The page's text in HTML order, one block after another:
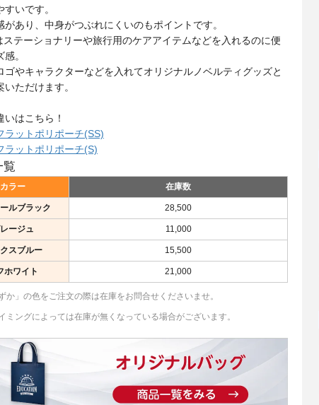
すいです。
があり、中身がつぶれにくいのもポイントです。
ステーショナリーや旅行用のケアアイテムなどを入れるのに便
。
ゴやキャラクターなどを入れてオリジナルノベルティグッズと
いただけます。
はこちら！
ラットポリポーチ(SS)
ラットポリポーチ(S)
カラー 在庫数
ルブラック 28,500
ージュ 11,000
スブルー 15,500
ホワイト 21,000
か」の色をご注文の際は在庫をお問合せくださいませ。
ミングによっては在庫が無くなっている場合がございます。